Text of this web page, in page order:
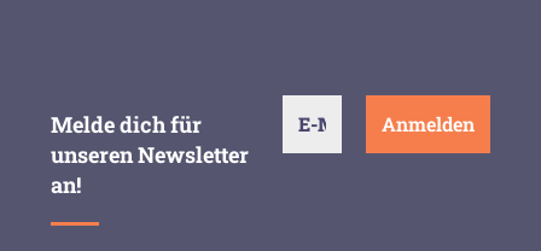
Melde dich für
unseren Newsletter
an!